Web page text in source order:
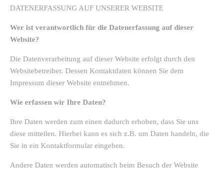
DATENERFASSUNG AUF UNSERER WEBSITE
Wer ist verantwortlich für die Datenerfassung auf dieser
Website?
Die Datenverarbeitung auf dieser Website erfolgt durch den
Websitebetreiber. Dessen Kontaktdaten können Sie dem
Impressum dieser Website entnehmen.
Wie erfassen wir Ihre Daten?
Ihre Daten werden zum einen dadurch erhoben, dass Sie uns
diese mitteilen. Hierbei kann es sich z.B. um Daten handeln, die
Sie in ein Kontaktformular eingeben.
Andere Daten werden automatisch beim Besuch der Website